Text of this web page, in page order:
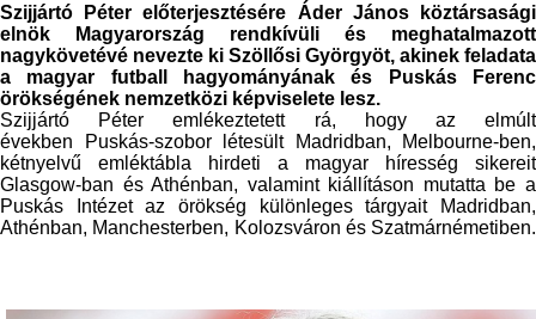
Szijjártó Péter előterjesztésére Áder János köztársasági
elnök Magyarország rendkívüli és meghatalmazott
nagykövetévé nevezte ki Szöllősi Györgyöt, akinek feladata
a magyar futball hagyományának és Puskás Ferenc
örökségének nemzetközi képviselete lesz.
Szijjártó Péter emlékeztetett rá, hogy az elmúlt
években Puskás-szobor létesült Madridban, Melbourne-ben,
kétnyelvű emléktábla hirdeti a magyar híresség sikereit
Glasgow-ban és Athénban, valamint kiállításon mutatta be a
Puskás Intézet az örökség különleges tárgyait Madridban,
Athénban, Manchesterben, Kolozsváron és Szatmárnémetiben.